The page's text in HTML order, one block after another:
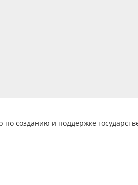
созданию и поддержке